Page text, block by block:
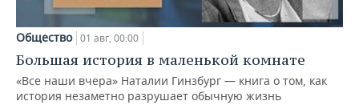
Общество 01 авг, 00:00
Большая история в маленькой комнате
«Все наши вчера» Наталии Гинзбург — книга о том, как
история незаметно разрушает обычную жизнь